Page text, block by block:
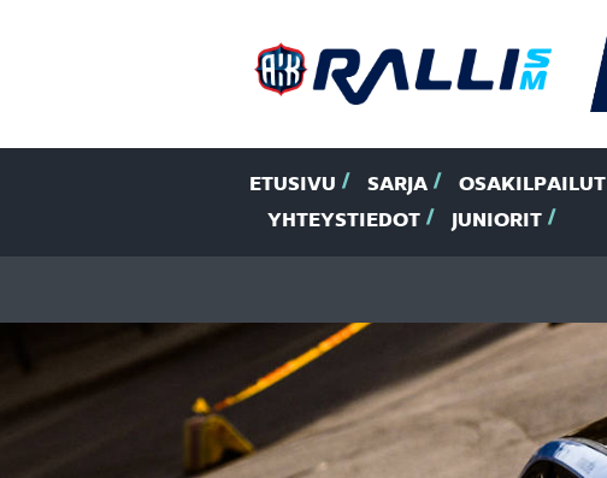
ETUSIVU SARJA OSAKILPAILUT
YHTEYSTIEDOT
JUNIORIT